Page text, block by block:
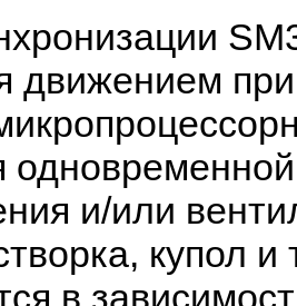
движением
и/или
купол
в